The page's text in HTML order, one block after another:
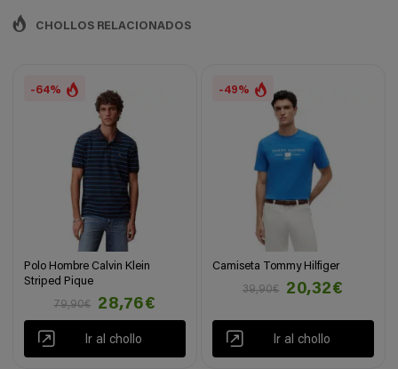
CHOLLOS RELACIONADOS
-64%
Polo Hombre Calvin Klein
Striped Pique
79,90€
28,76€
Ir al chollo
-49%
Camiseta Tommy Hilfiger
39,90€
20,32€
Ir al chollo